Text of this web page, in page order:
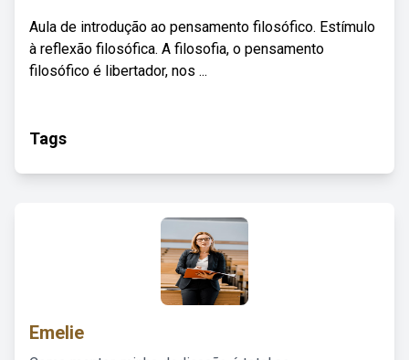
Aula de introdução ao pensamento filosófico. Estímulo
à reflexão filosófica. A filosofia, o pensamento
filosófico é libertador, nos ...
Tags
Emelie